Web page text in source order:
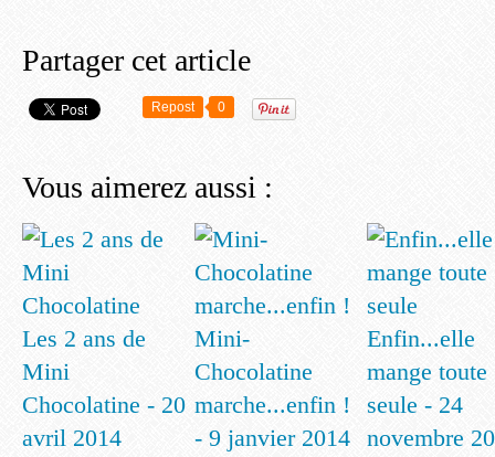
Partager cet article
Repost 0
Vous aimerez aussi :
Les 2 ans de
Mini
Chocolatine - 20
avril 2014
Mini-
Chocolatine
marche...enfin !
- 9 janvier 2014
Enfin...elle
mange toute
seule - 24
novembre